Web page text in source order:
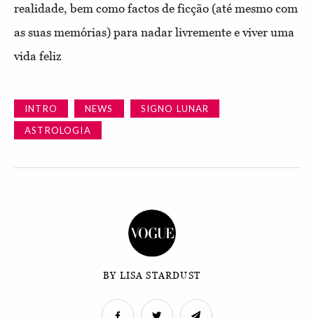
realidade, bem como factos de ficção (até mesmo com
as suas memórias) para nadar livremente e viver uma
vida feliz
INTRO NEWS
SIGNO LUNAR
ASTROLOGIA
BY LISA STARDUST